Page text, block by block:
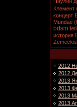
Клемент
концерт
Mundae
bdsm
история
Zemeckis
2012
2012
2013
2013
2013
2013